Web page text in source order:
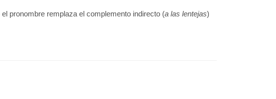
el pronombre remplaza el complemento indirecto (a las lentejas)